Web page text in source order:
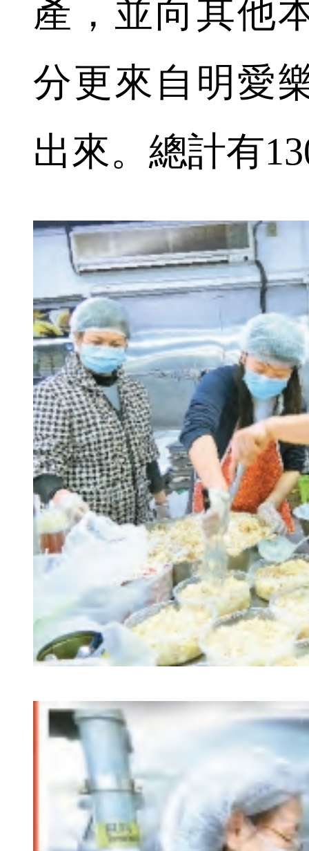
產，並向其他
分更來自明愛
出來。總計有